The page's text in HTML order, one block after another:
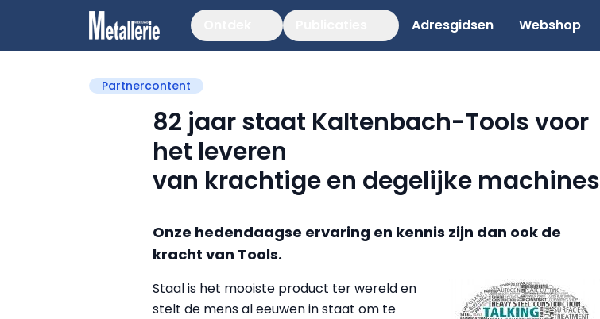
Adresgidsen Webshop
Partnercontent
82 jaar staat Kaltenbach-Tools voor
het leveren
van krachtige en degelijke machines
Onze hedendaagse ervaring en kennis zijn dan ook de
kracht van Tools.
Staal is het mooiste product ter wereld en
stelt de mens al eeuwen in staat om te